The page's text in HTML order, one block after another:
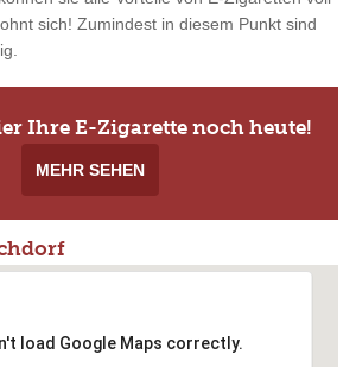
sich! Zumindest in diesem Punkt sind
Ihre E-Zigarette noch heute!
MEHR SEHEN
load Google Maps correctly.